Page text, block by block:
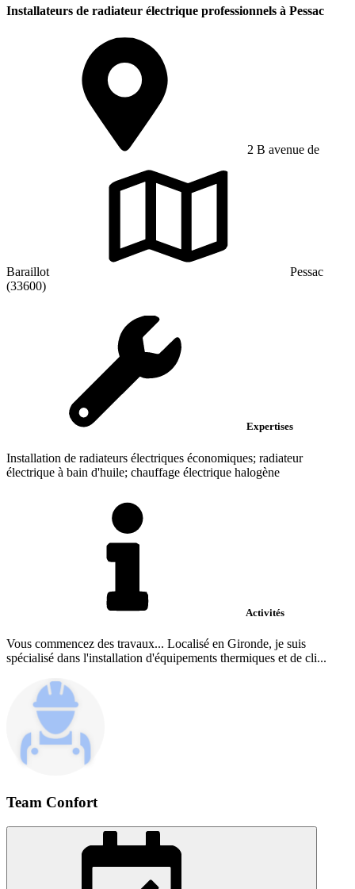
Installateurs de radiateur électrique professionnels à Pessac
2 B avenue de
Baraillot
Pessac
(33600)
Expertises
Installation de radiateurs électriques économiques; radiateur
électrique à bain d'huile; chauffage électrique halogène
Activités
Vous commencez des travaux... Localisé en Gironde, je suis
spécialisé dans l'installation d'équipements thermiques et de cli...
Team Confort